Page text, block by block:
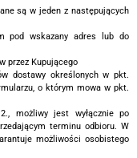
są w jeden z następujących
pod wskazany adres lub do
przez Kupującego
dostawy określonych w pkt.
o którym mowa w pkt.
możliwy jest wyłącznie po
terminu odbioru. W
możliwości osobistego